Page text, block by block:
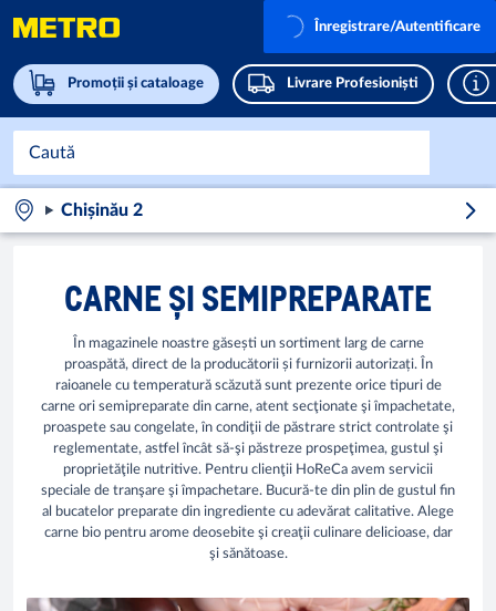
Promoții și cataloage Livrare Profesioniști
Înregistrare/Autentificare
Chișinău 2
CARNE ȘI SEMIPREPARATE
În magazinele noastre găsești un sortiment larg de carne
proaspătă, direct de la producătorii și furnizorii autorizați. În
raioanele cu temperatură scăzută sunt prezente orice tipuri de
carne ori semipreparate din carne, atent secţionate şi împachetate,
proaspete sau congelate, în condiţii de păstrare strict controlate şi
reglementate, astfel încât să-şi păstreze prospeţimea, gustul şi
proprietăţile nutritive. Pentru clienţii HoReCa avem servicii
speciale de tranşare şi împachetare. Bucură-te din plin de gustul fin
al bucatelor preparate din ingrediente cu adevărat calitative. Alege
carne bio pentru arome deosebite şi creaţii culinare delicioase, dar
şi sănătoase.